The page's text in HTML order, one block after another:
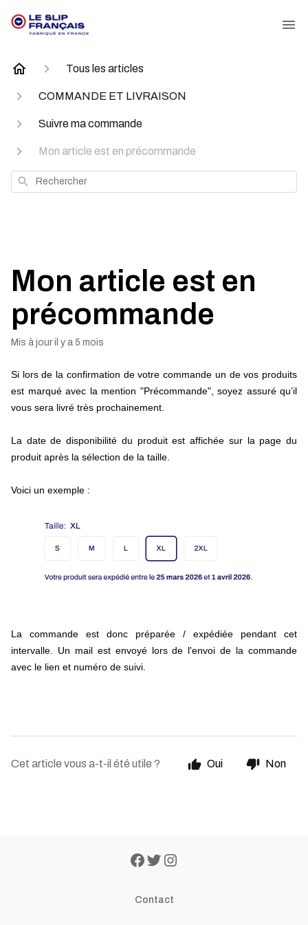
Tous les articles
COMMANDE ET LIVRAISON
Suivre ma commande
Mon article est en précommande
Rechercher
Mon article est en
précommande
Mis à jour il y a 5 mois
Si lors de la confirmation de votre commande un de vos produits
est marqué avec la mention "Précommande", soyez assuré qu’il
vous sera livré très prochainement.
La date de disponibilité du produit est affichée sur la page du
produit après la sélection de la taille.
Voici un exemple :
La commande est donc préparée / expédiée pendant cet
intervalle. Un mail est envoyé lors de l'envoi de la commande
avec le lien et numéro de suivi.
Cet article vous a-t-il été utile ? Oui Non
Contact